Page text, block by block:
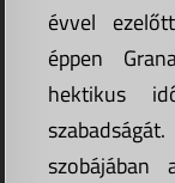
évvel
éppen
hektikus